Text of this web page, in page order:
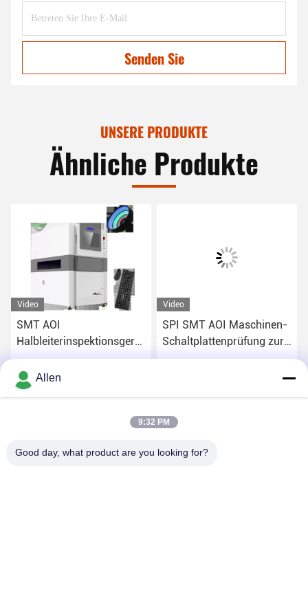
Senden Sie
UNSERE PRODUKTE
Ähnliche Produkte
Video
SMT AOI
Halbleiterinspektionsgeräte
Automatische Sicht
Erhalten Sie besten Preis
Video
SPI SMT AOI Maschinen-
Schaltplattenprüfung zur
Qualitätskontrolle
Erhalten Sie besten Preis
Allen
9:32 PM
Good day, what product are you looking for?